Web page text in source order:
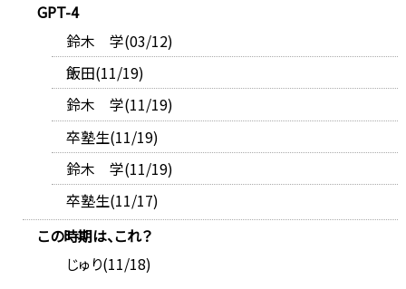
GPT-4
鈴木 学(03/12)
飯田(11/19)
鈴木 学(11/19)
卒塾生(11/19)
鈴木 学(11/19)
卒塾生(11/17)
この時期は、これ？
じゅり(11/18)